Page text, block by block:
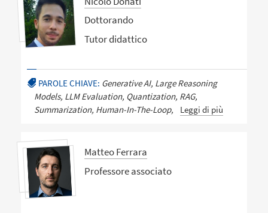
Dottorando
Tutor didattico
PAROLE CHIAVE: Generative AI, Large Reasoning
Models, LLM Evaluation, Quantization, RAG,
Summarization, Human-In-The-Loop,
Leggi di più
Matteo Ferrara
Professore associato